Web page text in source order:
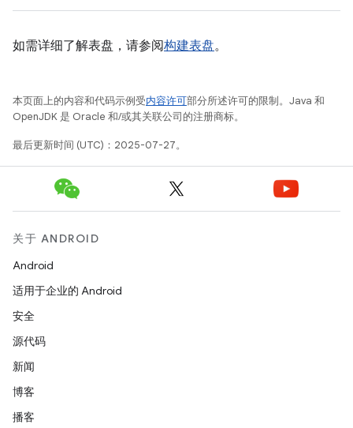
如需详细了解表盘，请参阅构建表盘。
本页面上的内容和代码示例受内容许可部分所述许可的限制。Java 和
OpenJDK 是 Oracle 和/或其关联公司的注册商标。
最后更新时间 (UTC)：2025-07-27。
关于 ANDROID
Android
适用于企业的 Android
安全
源代码
新闻
博客
播客